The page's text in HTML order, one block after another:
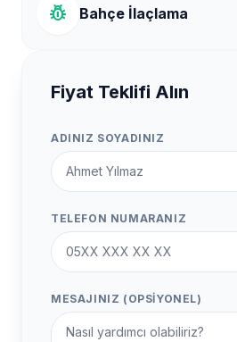
pest_control Bahçe İlaçlama
Fiyat Teklifi Alın
ADINIZ SOYADINIZ
TELEFON NUMARANIZ
MESAJINIZ (OPSIYONEL)